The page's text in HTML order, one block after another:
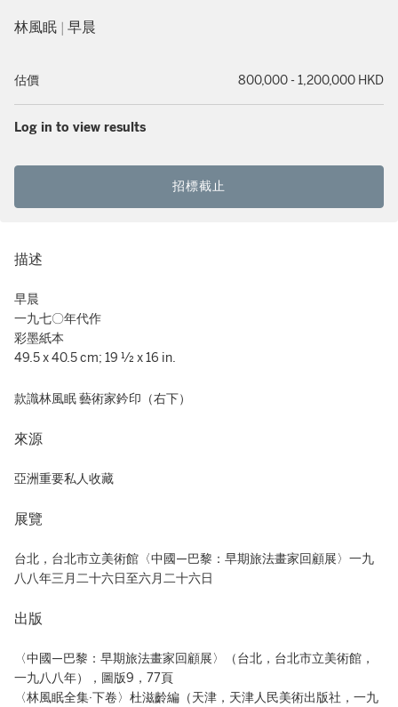
林風眠 | 早晨
估價 800,000 - 1,200,000 HKD
Log in to view results
招標截止
描述
早晨
一九七〇年代作
彩墨紙本
49.5 x 40.5 cm; 19 ½ x 16 in.
款識林風眠 藝術家鈐印（右下）
來源
亞洲重要私人收藏
展覽
台北，台北市立美術館〈中國—巴黎：早期旅法畫家回顧展〉一九
八八年三月二十六日至六月二十六日
出版
〈中國—巴黎：早期旅法畫家回顧展〉（台北，台北市立美術館，
一九八八年），圖版9，77頁
〈林風眠全集·下卷〉杜滋齡編（天津，天津人民美術出版社，一九